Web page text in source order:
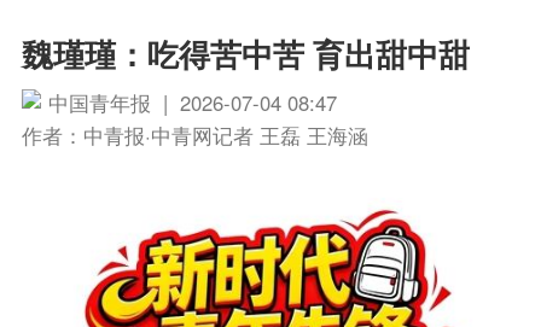
魏瑾瑾：吃得苦中苦 育出甜中甜
中国青年报 | 2026-07-04 08:47
作者：中青报·中青网记者 王磊 王海涵